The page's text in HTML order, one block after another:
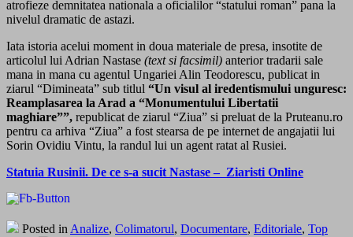
atrofieze demnitatea nationala a oficialilor “statului roman” pana la
nivelul dramatic de astazi.
Iata istoria acelui moment in doua materiale de presa, insotite de
articolul lui Adrian Nastase (text si facsimil) anterior tradarii sale
mana in mana cu agentul Ungariei Alin Teodorescu, publicat in
ziarul “Dimineata” sub titlul “Un visul al iredentismului unguresc:
Reamplasarea la Arad a “Monumentului Libertatii
maghiare””, republicat de ziarul “Ziua” si preluat de la Pruteanu.ro
pentru ca arhiva “Ziua” a fost stearsa de pe internet de angajatii lui
Sorin Ovidiu Vintu, la randul lui un agent ratat al Rusiei.
Statuia Rusinii. De ce s-a sucit Nastase – Ziaristi Online
Posted in Analize, Colimatorul, Documentare, Editoriale, Top